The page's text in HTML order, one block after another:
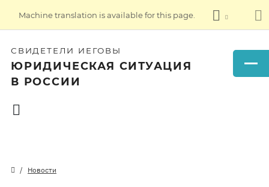
Machine translation is available for this page.
СВИДЕТЕЛИ ИЕГОВЫ
ЮРИДИЧЕСКАЯ СИТУАЦИЯ
В РОССИИ
Новости